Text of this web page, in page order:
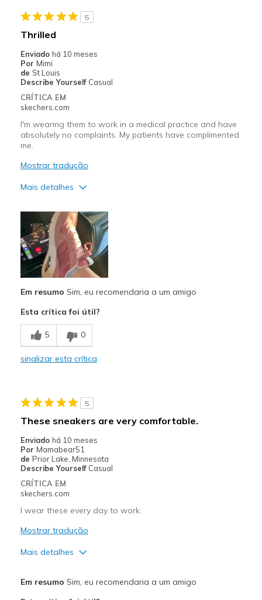
5
Thrilled
Enviado há 10 meses
Por Mimi
de St Louis
Describe Yourself Casual
CRÍTICA EM
skechers.com
I'm wearing them to work in a medical practice and have
absolutely no complaints. My patients have complimented
me.
Mostrar tradução
Mais detalhes
Attractive Design
Comfortable
Stylish
Melhores utilizações
Casual Wear
Width
Sizing
Em resumo Sim, eu recomendaria a um amigo
Esta crítica foi útil?
5 0
sinalizar esta crítica
5
These sneakers are very comfortable.
Enviado há 10 meses
Por Mamabear51
de Prior Lake, Minnesota
Describe Yourself Casual
CRÍTICA EM
skechers.com
I wear these every day to work.
Mostrar tradução
Mais detalhes
Em resumo Sim, eu recomendaria a um amigo